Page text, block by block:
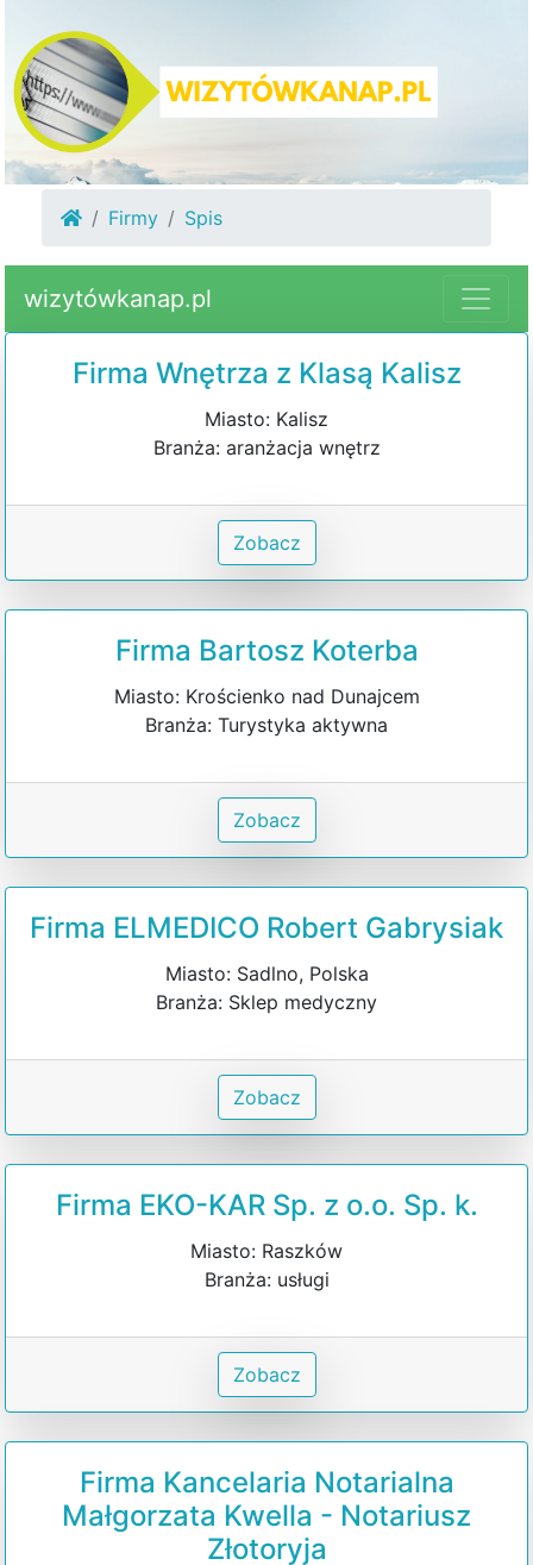
Firmy Spis
wizytówkanap.pl
Firma Wnętrza z Klasą Kalisz
Miasto: Kalisz
Branża: aranżacja wnętrz
Zobacz
Firma Bartosz Koterba
Miasto: Krościenko nad Dunajcem
Branża: Turystyka aktywna
Zobacz
Firma ELMEDICO Robert Gabrysiak
Miasto: Sadlno, Polska
Branża: Sklep medyczny
Zobacz
Firma EKO-KAR Sp. z o.o. Sp. k.
Miasto: Raszków
Branża: usługi
Zobacz
Firma Kancelaria Notarialna
Małgorzata Kwella - Notariusz
Złotoryja